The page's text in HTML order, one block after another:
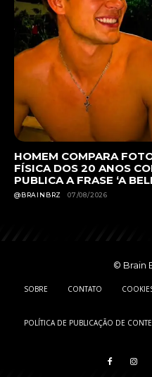
HOMEM COMPARA
FÍSICA DOS 20 ANOS
PUBLICA A FRASE ‘A
@BRAINBRZ 07/08/2026
© Brain
SOBRE CONTATO
POLÍTICA DE PUBLICAÇÃO DE